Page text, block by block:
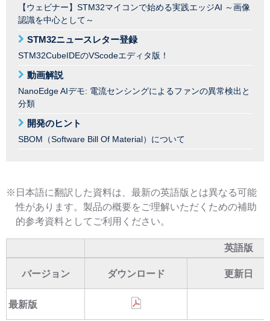
【ウェビナー】STM32マイコンで始める実践エッジAI ～画像
認識を中心として～
STM32ニュースレター登録
STM32CubeIDEのVScodeエディタ版！
動画解説
NanoEdge AIデモ: 電流センシングによるファンの異常検出と
分類
開発のヒント
SBOM（Software Bill Of Material）について
※日本語に翻訳した資料は、最新の英語版とは異なる可能
性があります。製品の概要をご理解いただくための補助
的参考資料としてご利用ください。
英語版
バージョン ダウンロード 更新日
最新版